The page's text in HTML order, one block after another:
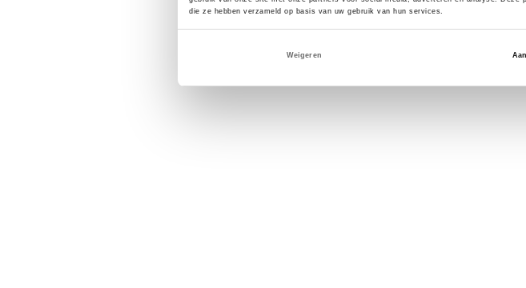
die ze hebben verzameld op basis van uw gebruik van hun services.
Weigeren